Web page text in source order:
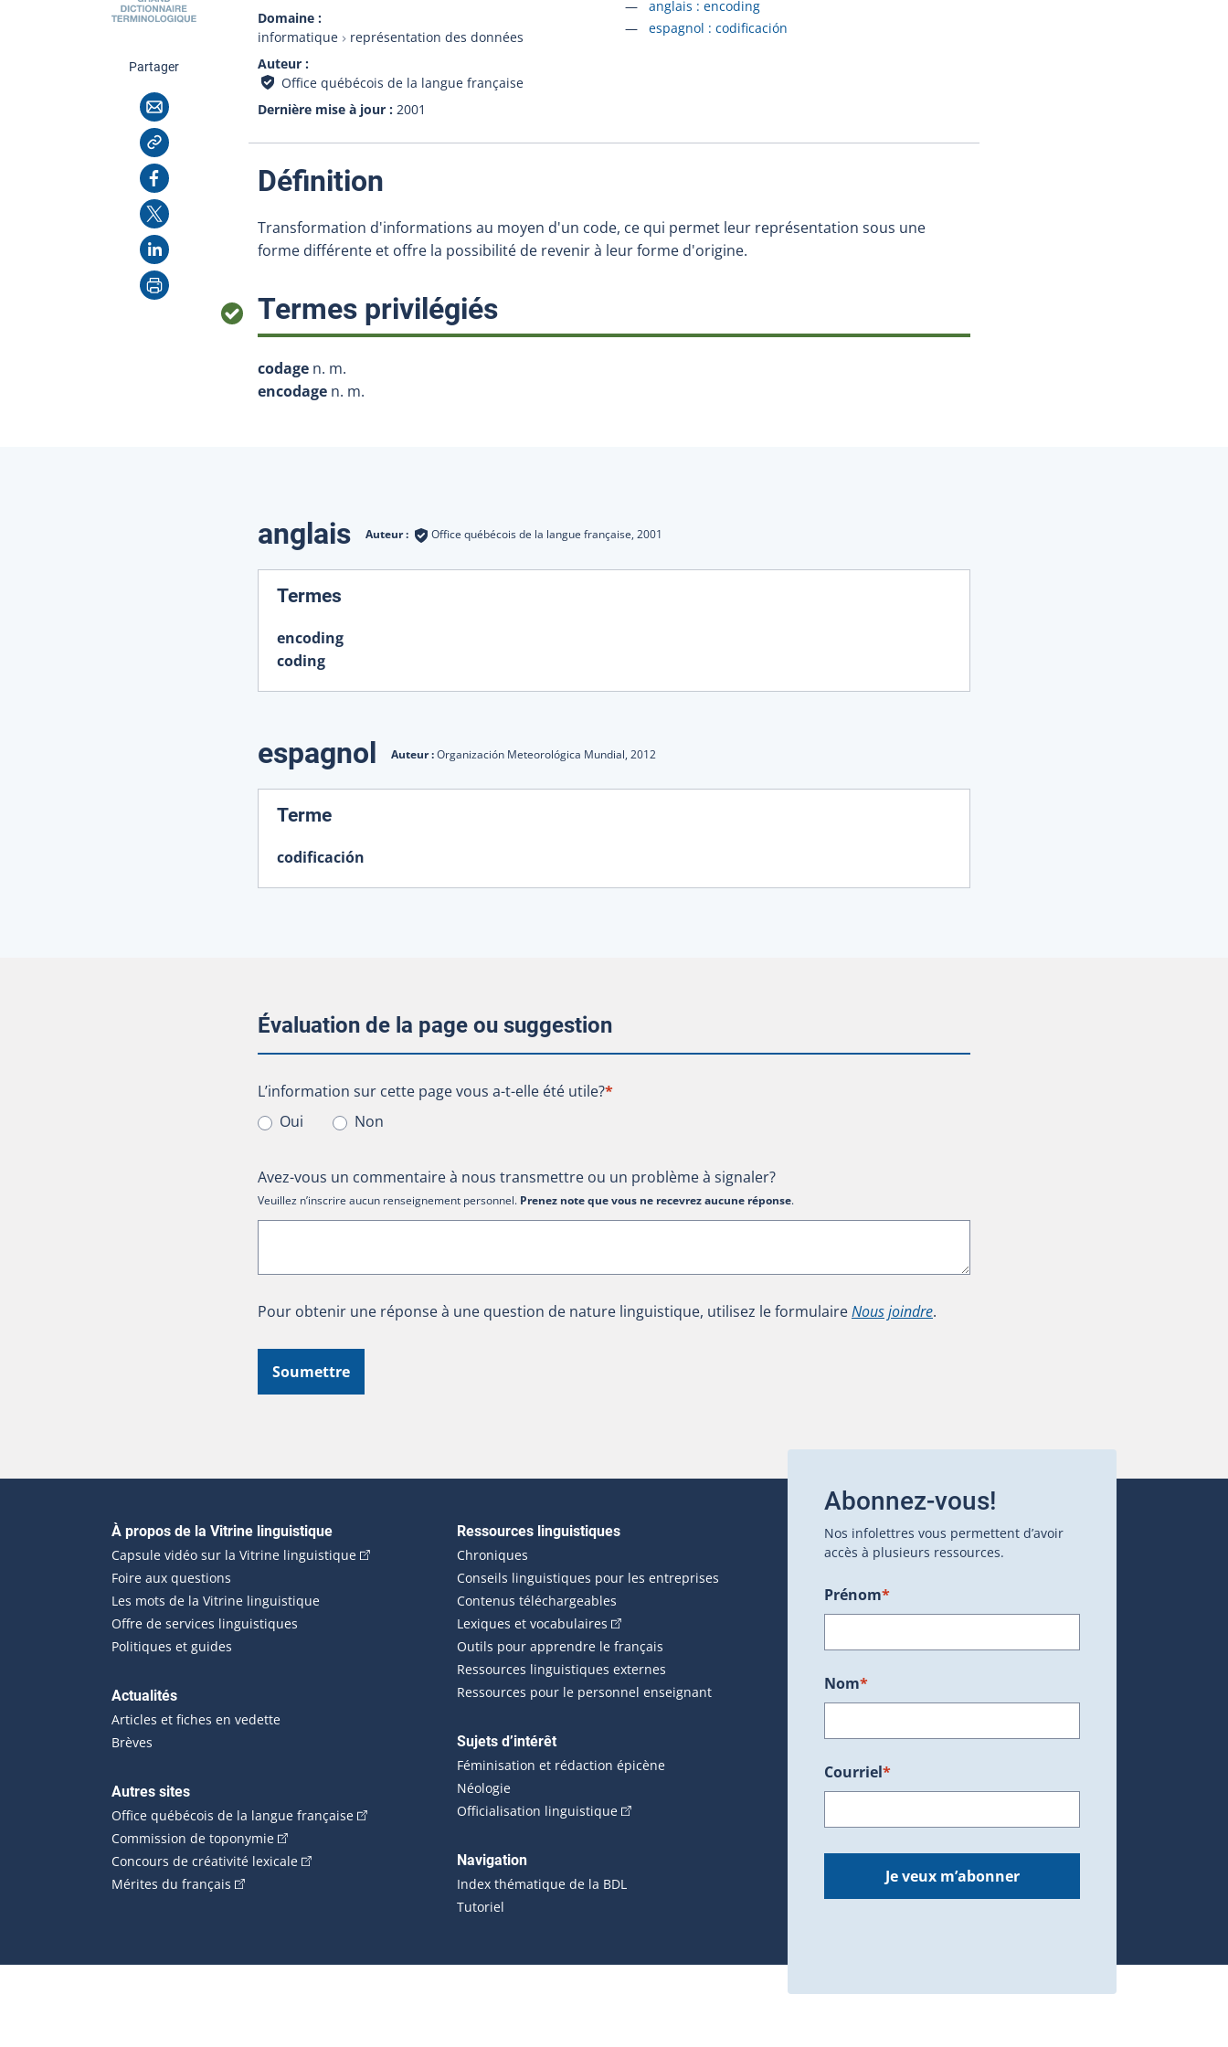
Domaine
informatique
représentation des données
Auteur
Office québécois de la langue française
Dernière mise à jour
2001
Accéder à la fiche en
anglais : encoding
Accéder à la fiche en
espagnol : codificación
Partagercette page
Courriel
Copier l'adresse
Facebook
X
LinkedIn
Imprimer
Définition
Transformation d'informations au moyen d'un code, ce qui permet leur représentation sous une
forme différente et offre la possibilité de revenir à leur forme d'origine.
Termes privilégiés:
codage n. m.
encodage n. m.
Traductions
anglais Auteur : Office québécois de la langue française, 2001
Termes
encoding
coding
espagnol Auteur :Organización Meteorológica Mundial, 2012
Terme:
codificación
Évaluation de la page ou suggestion
L’information sur cette page vous a-t-elle été utile?
L’information sur cette page vous a-t-elle été utile?*
Oui
Non
Avez-vous un commentaire à nous transmettre ou un problème à signaler?
Veuillez n’inscrire aucun renseignement personnel. Prenez note que vous ne recevrez aucune réponse.
Pour obtenir une réponse à une question de nature linguistique, utilisez le formulaireNous joindre.
Soumettre
Navigation principale
À propos de la Vitrine linguistique
Capsule vidéo sur la Vitrine linguistique(Cet hyperlien externe s'ouvrira dans une nouvelle fenêtre.)
Foire aux questions
Les mots de la Vitrine linguistique
Offre de services linguistiques
Politiques et guides
Actualités
Articles et fiches en vedette
Brèves
Autres sites
Office québécois de la langue française(Cet hyperlien externe s'ouvrira dans une nouvelle fenêtre.)
Commission de toponymie(Cet hyperlien externe s'ouvrira dans une nouvelle fenêtre.)
Concours de créativité lexicale(Cet hyperlien externe s'ouvrira dans une nouvelle fenêtre.)
Mérites du français (Cet hyperlien externe s'ouvrira dans une nouvelle fenêtre.)
Ressources linguistiques
Chroniques
Conseils linguistiques pour les entreprises
Contenus téléchargeables
Lexiques et vocabulaires (Cet hyperlien externe s'ouvrira dans une nouvelle fenêtre.)
Outils pour apprendre le français
Ressources linguistiques externes
Ressources pour le personnel enseignant
Sujets d’intérêt
Féminisation et rédaction épicène
Néologie
Officialisation linguistique(Cet hyperlien externe s'ouvrira dans une nouvelle fenêtre.)
Navigation
Index thématique de la BDL
Tutoriel
Abonnez-vous!
Nos infolettres vous permettent d’avoir
accès à plusieurs ressources.
Prénom*
Nom*
Courriel*
Je veux m’abonner